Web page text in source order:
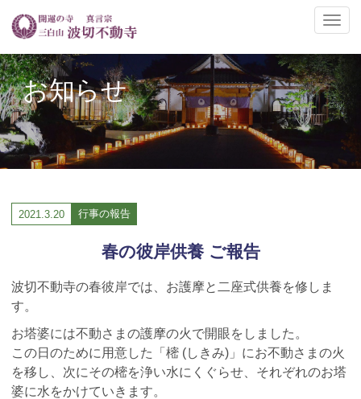
ナ
ゲ
ー
シ
ョ
の
切
お知らせ
2021.3.20 行事の報告
春の彼岸供養 ご報告
波切不動寺の春彼岸では、お護摩と二座式供養を修しま
す。
お塔婆には不動さまの護摩の火で開眼をしました。
この日のために用意した「樒 (しきみ)」にお不動さまの火
を移し、次にその樒を浄い水にくぐらせ、それぞれのお塔
婆に水をかけていきます。